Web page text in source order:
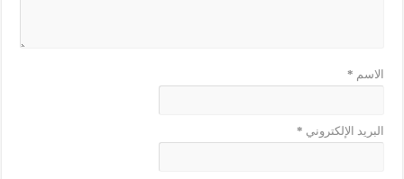
الاسم *
البريد الإلكتروني *